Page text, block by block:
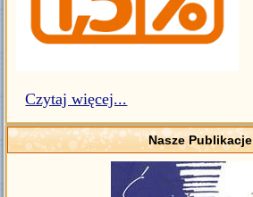
Czytaj więcej...
Nasze Publikacje